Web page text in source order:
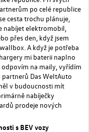
po celé republice
cesta trochu plánuje,
nabíjet elektromobil,
přes den, když jsem
A když je potřeba
mi baterii naplno
na maily, vyřídím
Das WeltAuto
v budoucnosti mít
nabíječky
prodeje nových
s BEV vozy